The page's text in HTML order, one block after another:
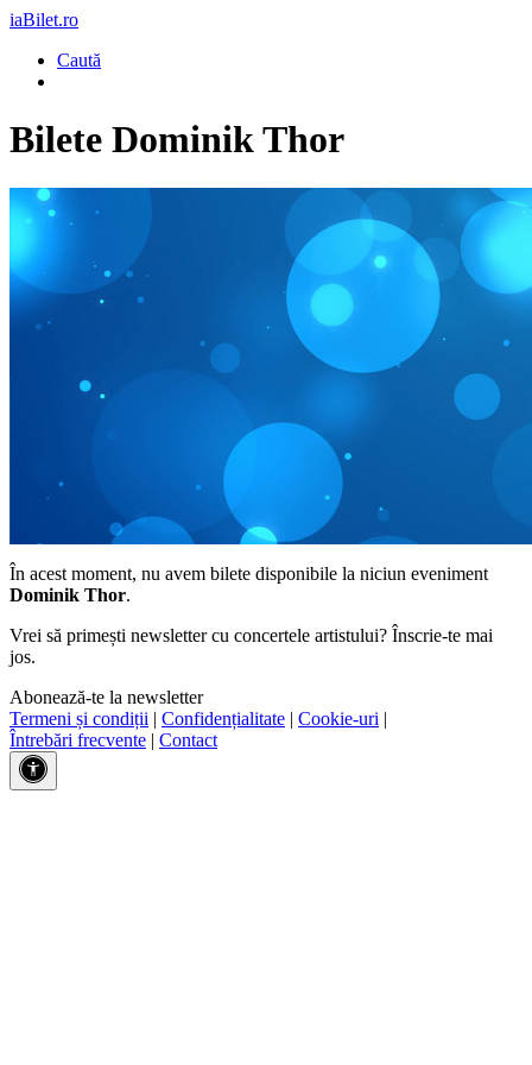
iaBilet.ro
Caută
Bilete Dominik Thor
În acest moment, nu avem bilete disponibile la niciun eveniment
Dominik Thor.
Vrei să primești newsletter cu concertele artistului? Înscrie-te mai
jos.
Abonează-te la newsletter
Termeni și condiții | Confidențialitate | Cookie-uri |
Întrebări frecvente | Contact